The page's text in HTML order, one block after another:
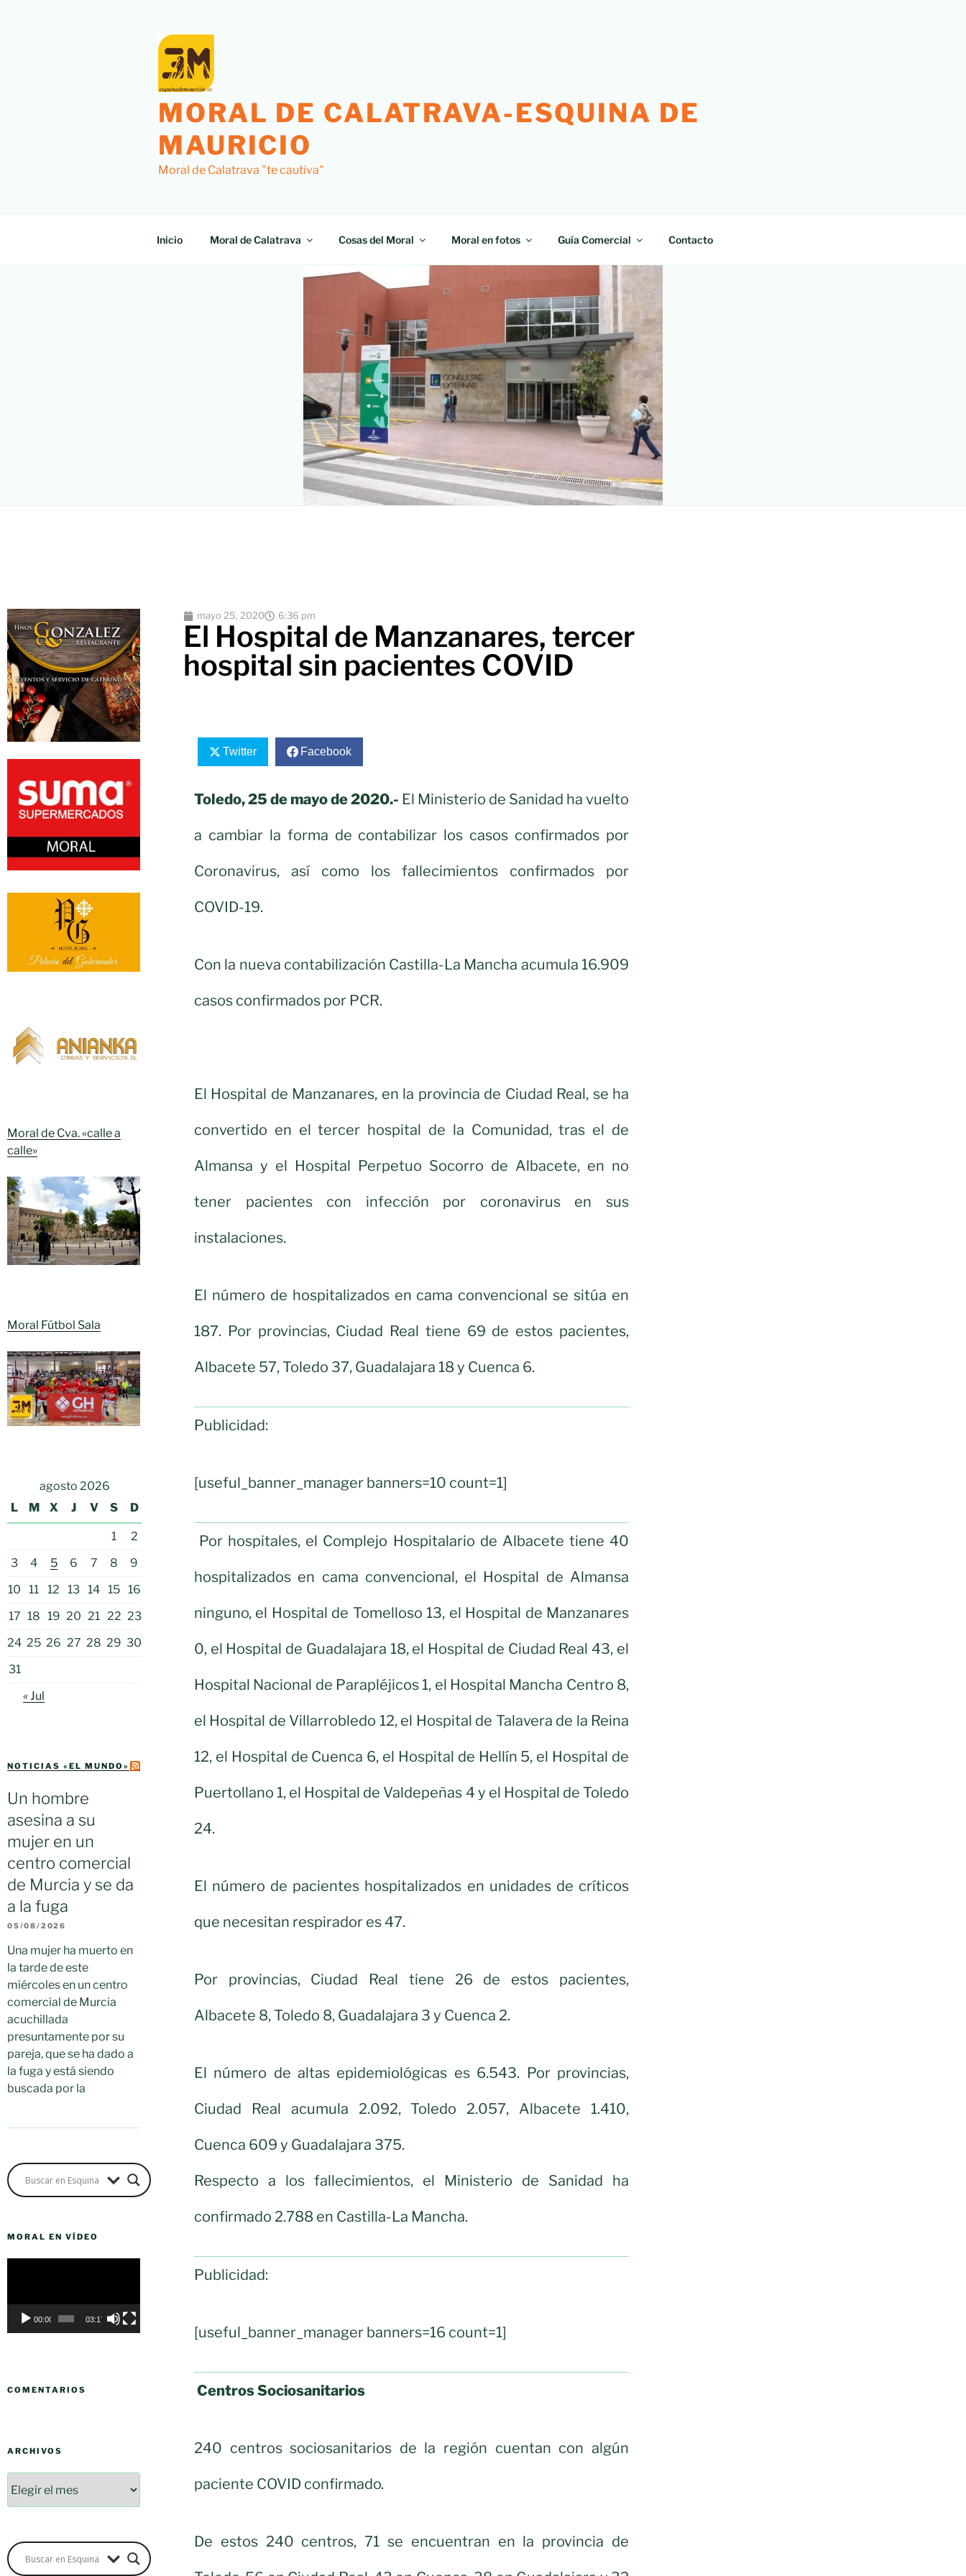
MORAL DE CALATRAVA-ESQUINA DE
MAURICIO
Moral de Calatrava "te cautiva"
Inicio Moral de Calatrava Cosas del Moral Moral en fotos Guía Comercial Contacto
Moral de Cva. «calle a
calle»
Moral Fútbol Sala
agosto 2026
L
M X J V S D
1
2
3
4 5 6 7 8
9
10
11 12 13 14 15 16
17 18 19 20 21 22 23
24 25 26 27 28 29 30
31
« Jul
NOTICIAS «EL MUNDO»
Un hombre
asesina a su
mujer en un
centro comercial
de Murcia y se da
a la fuga
05/08/2026
Una mujer ha muerto en
la tarde de este
miércoles en un centro
comercial de Murcia
acuchillada
presuntamente por su
pareja, que se ha dado a
la fuga y está siendo
buscada por la
MORAL EN VÍDEO
00:00 03:17
COMENTARIOS
ARCHIVOS
mayo 25, 2020 6:36 pm
El Hospital de Manzanares, tercer
hospital sin pacientes COVID
Twitter Facebook
Toledo, 25 de mayo de 2020.- El Ministerio de Sanidad ha vuelto
a cambiar la forma de contabilizar los casos confirmados por
Coronavirus, así como los fallecimientos confirmados por
COVID-19.
Con la nueva contabilización Castilla-La Mancha acumula 16.909
casos confirmados por PCR.
El Hospital de Manzanares, en la provincia de Ciudad Real, se ha
convertido en el tercer hospital de la Comunidad, tras el de
Almansa y el Hospital Perpetuo Socorro de Albacete, en no
tener pacientes con infección por coronavirus en sus
instalaciones.
El número de hospitalizados en cama convencional se sitúa en
187. Por provincias, Ciudad Real tiene 69 de estos pacientes,
Albacete 57, Toledo 37, Guadalajara 18 y Cuenca 6.
Publicidad:
[useful_banner_manager banners=10 count=1]
Por hospitales, el Complejo Hospitalario de Albacete tiene 40
hospitalizados en cama convencional, el Hospital de Almansa
ninguno, el Hospital de Tomelloso 13, el Hospital de Manzanares
0, el Hospital de Guadalajara 18, el Hospital de Ciudad Real 43, el
Hospital Nacional de Parapléjicos 1, el Hospital Mancha Centro 8,
el Hospital de Villarrobledo 12, el Hospital de Talavera de la Reina
12, el Hospital de Cuenca 6, el Hospital de Hellín 5, el Hospital de
Puertollano 1, el Hospital de Valdepeñas 4 y el Hospital de Toledo
24.
El número de pacientes hospitalizados en unidades de críticos
que necesitan respirador es 47.
Por provincias, Ciudad Real tiene 26 de estos pacientes,
Albacete 8, Toledo 8, Guadalajara 3 y Cuenca 2.
El número de altas epidemiológicas es 6.543. Por provincias,
Ciudad Real acumula 2.092, Toledo 2.057, Albacete 1.410,
Cuenca 609 y Guadalajara 375.
Respecto a los fallecimientos, el Ministerio de Sanidad ha
confirmado 2.788 en Castilla-La Mancha.
Publicidad:
[useful_banner_manager banners=16 count=1]
Centros Sociosanitarios
240 centros sociosanitarios de la región cuentan con algún
paciente COVID confirmado.
De estos 240 centros, 71 se encuentran en la provincia de